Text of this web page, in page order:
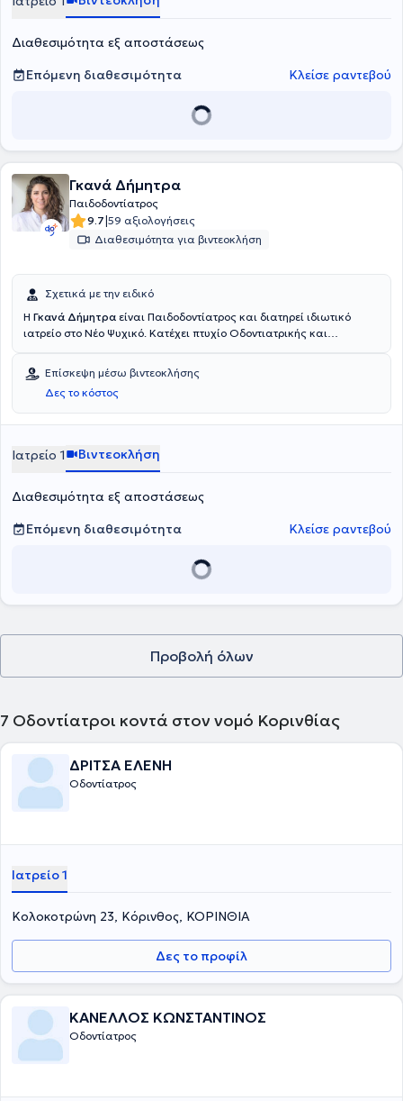
ενδιαφέρεται για καινοτομίες και λύσεις για την καλύτερη
αγγλικά.
Διαθεσιμότητα εξ αποστάσεως
Επόμενη διαθεσιμότητα
Κλείσε ραντεβού
Γκανά Δήμητρα
Παιδοδοντίατρος
9.7|59 αξιολογήσεις
Διαθεσιμότητα για βιντεοκλήση
Σχετικά με την ειδικό
Η Γκανά Δήμητρα είναι Παιδοδοντίατρος και διατηρεί ιδιωτικό
ιατρείο στο Νέο Ψυχικό. Κατέχει πτυχίο Οδοντιατρικής και
προσθετική, επανορθωτική, αισθητική οδοντιατρική, λεύκανση,
ορθοδοντική, παιδοδοντία και προληπτική οδοντιατρική. Ο χώρος
του ιατρείου είναι πλήρως εξοπλισμένος, ενώ είναι καθαρός και
φιλόξενος τόσο για τους μεγάλους, όσο και για τους μικρούς
Επίσκεψη μέσω βιντεοκλήσης
Δες το κόστος
Ιατρείο 1 Βιντεοκλήση
Διαθεσιμότητα εξ αποστάσεως
Επόμενη διαθεσιμότητα
Κλείσε ραντεβού
Προβολή όλων
7 Οδοντίατροι κοντά στον νομό Κορινθίας
ΔΡΙΤΣΑ ΕΛΕΝΗ
Οδοντίατρος
Ιατρείο 1
Κολοκοτρώνη 23, Κόρινθος, ΚΟΡΙΝΘΙΑ
Δες το προφίλ
ΚΑΝΕΛΛΟΣ ΚΩΝΣΤΑΝΤΙΝΟΣ
Οδοντίατρος